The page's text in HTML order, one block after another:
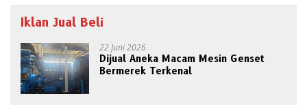
Iklan Jual Beli
22 Juni 2026
Dijual Aneka Macam Mesin Genset
Bermerek Terkenal